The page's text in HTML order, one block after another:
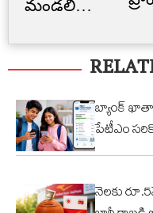
మండలి
స్వీకారం
బ్యాంక్ ఖాతా
పేటీఎం
నెలకు